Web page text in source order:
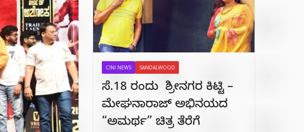
CINI NEWS SANDALWOOD
ಸೆ.18 ರಂದು ಶ್ರೀನಗರ ಕಿಟ್ಟಿ –
ಮೇಘನಾರಾಜ್ ಅಭಿನಯದ
“ಅಮರ್ಥ” ಚಿತ್ರ ತೆರೆಗೆ